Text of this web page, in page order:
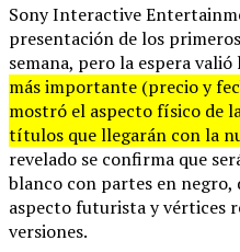
Sony Interactive
presentación de los
semana, pero la espera valió
más importante (precio y
mostró el aspecto físico de
títulos que llegarán con la
revelado se confirma que
blanco con partes en
aspecto futurista y vértices
versiones.